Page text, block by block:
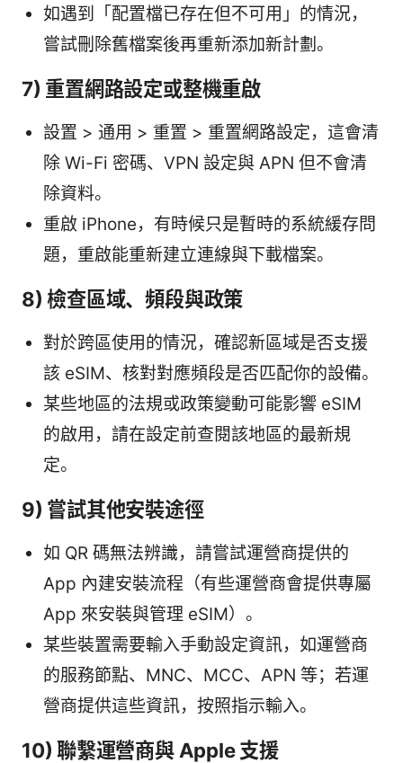
如遇到「配置檔已存在但不可用」的情況，
嘗試刪除舊檔案後再重新添加新計劃。
7) 重置網路設定或整機重啟
設置 > 通用 > 重置 > 重置網路設定，這會清
除 Wi-Fi 密碼、VPN 設定與 APN 但不會清
除資料。
重啟 iPhone，有時候只是暫時的系統緩存問
題，重啟能重新建立連線與下載檔案。
8) 檢查區域、頻段與政策
對於跨區使用的情況，確認新區域是否支援
該 eSIM、核對對應頻段是否匹配你的設備。
某些地區的法規或政策變動可能影響 eSIM
的啟用，請在設定前查閱該地區的最新規
定。
9) 嘗試其他安裝途徑
如 QR 碼無法辨識，請嘗試運營商提供的
App 內建安裝流程（有些運營商會提供專屬
App 來安裝與管理 eSIM）。
某些裝置需要輸入手動設定資訊，如運營商
的服務節點、MNC、MCC、APN 等；若運
營商提供這些資訊，按照指示輸入。
10) 聯繫運營商與 Apple 支援